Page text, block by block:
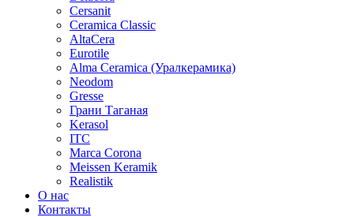
Cersanit
Ceramica Classic
AltaCera
Eurotile
Alma Ceramica (Уралкерамика)
Neodom
Gresse
Грани Таганая
Kerasol
ITC
Marca Corona
Meissen Keramik
Realistik
О нас
Контакты